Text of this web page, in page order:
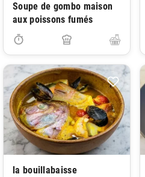
Soupe de gombo maison
aux poissons fumés
la bouillabaisse